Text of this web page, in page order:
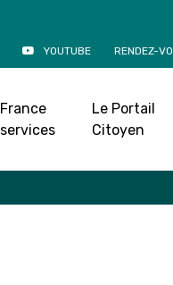
YOUTUBE RENDEZ-
France
services
Le Portail
Citoyen
Accueil»Agenda